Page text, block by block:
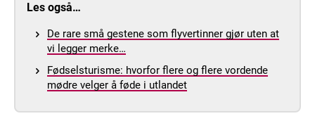
Les også…
De rare små gestene som flyvertinner gjør uten at
vi legger merke…
Fødselsturisme: hvorfor flere og flere vordende
mødre velger å føde i utlandet